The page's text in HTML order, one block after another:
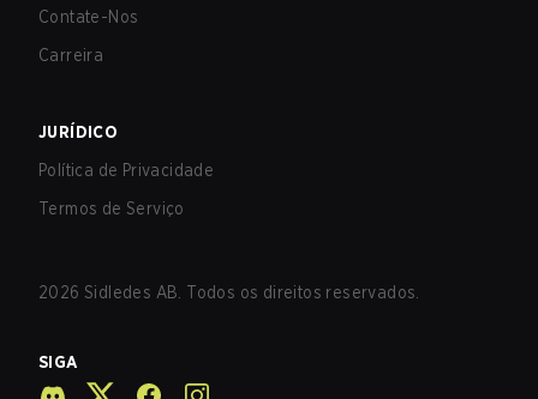
Contate-Nos
Carreira
JURÍDICO
Política de Privacidade
Termos de Serviço
2026 Sidledes AB. Todos os direitos reservados.
SIGA